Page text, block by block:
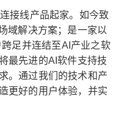
接线产品起家。如今致
域解决方案；是一家以
跨足并连结至AI产业之软
最先进的AI软件支持技
。通过我们的技术和产
更好的用户体验，并实